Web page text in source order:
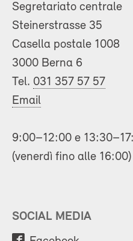
Segretariato centrale
Steinerstrasse 35
Casella postale 1008
3000 Berna 6
Tel. 031 357 57 57
Email
9:00–12:00 e
(venerdì fino alle 16:00)
SOCIAL MEDIA